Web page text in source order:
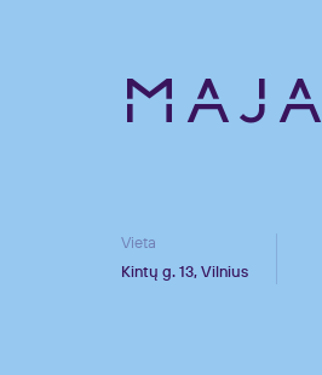
MAJA
Vieta
Kintų g. 13, Vilnius